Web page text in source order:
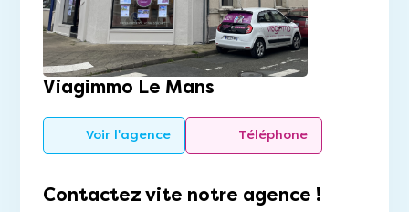
Viagimmo Le Mans
Voir l'agence Téléphone
Contactez vite notre agence !